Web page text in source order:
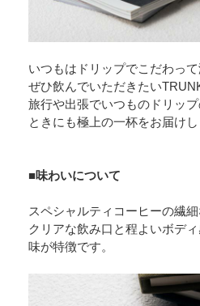
いつもはドリップでこだわっ
ぜひ飲んでいただきたい
旅行や出張でいつものドリッ
ときにも極上の一杯をお届けし
■味わいについて
スペシャルティコーヒーの繊
クリアな飲み口と程よいボデ
味が特徴です。